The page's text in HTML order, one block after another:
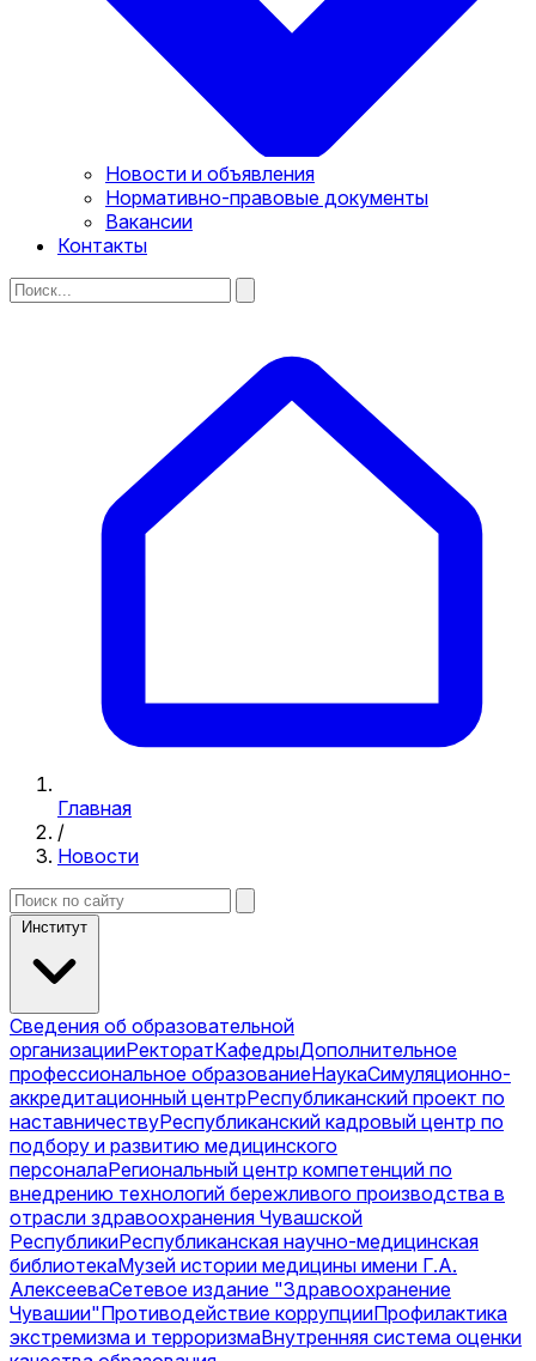
Новости и объявления
Нормативно-правовые документы
Вакансии
Контакты
Главная
/
Новости
Институт
Сведения об образовательной
организацииРекторатКафедрыДополнительное
профессиональное образованиеНаукаСимуляционно-
аккредитационный центрРеспубликанский проект по
наставничествуРеспубликанский кадровый центр по
подбору и развитию медицинского
персоналаРегиональный центр компетенций по
внедрению технологий бережливого производства в
отрасли здравоохранения Чувашской
РеспубликиРеспубликанская научно-медицинская
библиотекаМузей истории медицины имени Г.А.
АлексееваСетевое издание "Здравоохранение
Чувашии"Противодействие коррупцииПрофилактика
экстремизма и терроризмаВнутренняя система оценки